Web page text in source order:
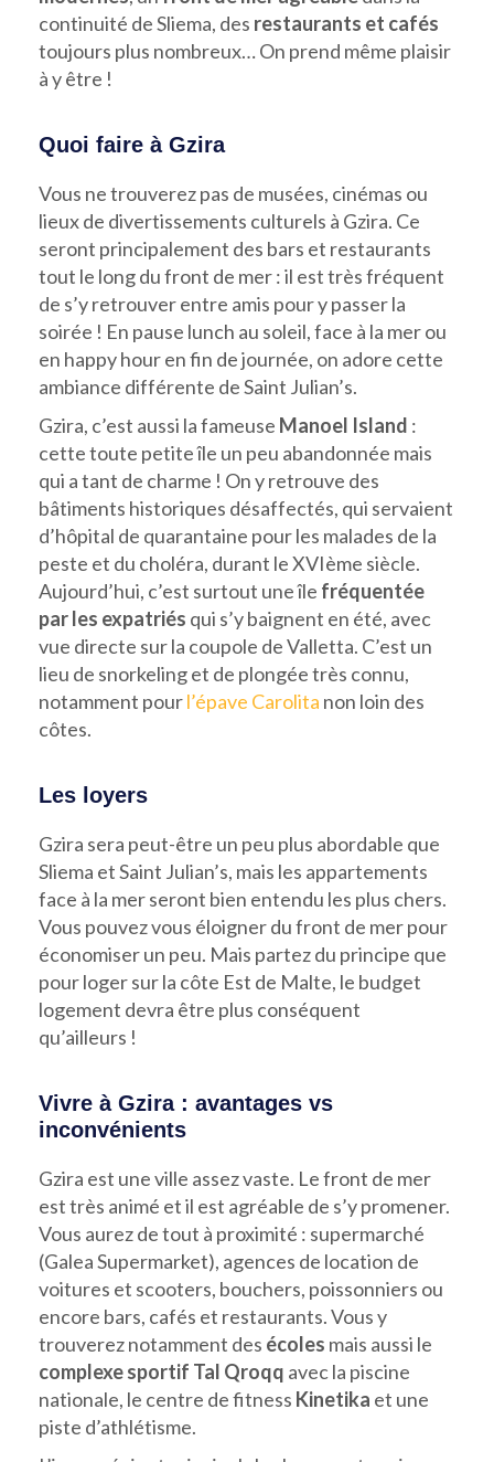
continuité de Sliema, des restaurants et cafés
toujours plus nombreux… On prend même plaisir
à y être !
Quoi faire à Gzira
Vous ne trouverez pas de musées, cinémas ou
lieux de divertissements culturels à Gzira. Ce
seront principalement des bars et restaurants
tout le long du front de mer : il est très fréquent
de s’y retrouver entre amis pour y passer la
soirée ! En pause lunch au soleil, face à la mer ou
en happy hour en fin de journée, on adore cette
ambiance différente de Saint Julian’s.
Gzira, c’est aussi la fameuse Manoel Island :
cette toute petite île un peu abandonnée mais
qui a tant de charme ! On y retrouve des
bâtiments historiques désaffectés, qui servaient
d’hôpital de quarantaine pour les malades de la
peste et du choléra, durant le XVIème siècle.
Aujourd’hui, c’est surtout une île fréquentée
par les expatriés qui s’y baignent en été, avec
vue directe sur la coupole de Valletta. C’est un
lieu de snorkeling et de plongée très connu,
notamment pourl’épave Carolita non loin des
côtes.
Les loyers
Gzira sera peut-être un peu plus abordable que
Sliema et Saint Julian’s, mais les appartements
face à la mer seront bien entendu les plus chers.
Vous pouvez vous éloigner du front de mer pour
économiser un peu. Mais partez du principe que
pour loger sur la côte Est de Malte, le budget
logement devra être plus conséquent
qu’ailleurs !
Vivre à Gzira : avantages vs
inconvénients
Gzira est une ville assez vaste. Le front de mer
est très animé et il est agréable de s’y promener.
Vous aurez de tout à proximité : supermarché
(Galea Supermarket), agences de location de
voitures et scooters, bouchers, poissonniers ou
encore bars, cafés et restaurants. Vous y
trouverez notamment des écoles mais aussi le
complexe sportif Tal Qroqq avec la piscine
nationale, le centre de fitness Kinetika et une
piste d’athlétisme.